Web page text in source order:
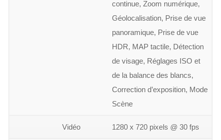
continue, Zoom numérique,
Géolocalisation, Prise de vue
panoramique, Prise de vue
HDR, MAP tactile, Détection
de visage, Réglages ISO et
de la balance des blancs,
Correction d’exposition, Mode
Scène
Vidéo 1280 x 720 pixels @ 30 fps